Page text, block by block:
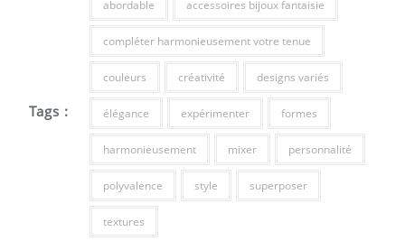
Tags :
abordable accessoires bijoux fantaisie
compléter harmonieusement votre tenue
couleurs créativité designs variés
élégance expérimenter formes
harmonieusement mixer personnalité
polyvalence style superposer
textures